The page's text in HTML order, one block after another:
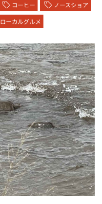
コーヒー
ノースショア
ローカルグルメ